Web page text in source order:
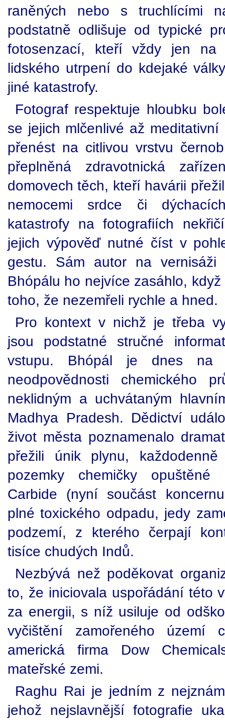
raněných nebo s truchlícími
podstatně odlišuje od typické
fotosenzací, kteří vždy jen na
lidského utrpení do kdejaké
jiné katastrofy.
Fotograf respektuje hloubku
se jejich mlčenlivé až
přenést na citlivou vrstvu
přeplněná zdravotnická
domovech těch, kteří havárii
nemocemi srdce či
katastrofy na fotografiích
jejich výpověď nutné číst v
gestu. Sám autor na
Bhópálu ho nejvíce zasáhlo,
toho, že nezemřeli rychle a hned.
Pro kontext v nichž je třeba
jsou podstatné stručné
vstupu. Bhópál je dnes na
neodpovědnosti chemického
neklidným a uchvátaným
Madhya Pradesh. Dědictví
život města poznamenalo
přežili únik plynu,
pozemky chemičky opuštěné
Carbide (nyní součást
plné toxického odpadu, jedy
podzemí, z kterého čerpají
tisíce chudých Indů.
Nezbývá než poděkovat
to, že iniciovala uspořádání této
za energii, s níž usiluje od
vyčištění zamořeného
americká firma Dow
mateřské zemi.
Raghu Rai je jedním z
jehož nejslavnější fotografie